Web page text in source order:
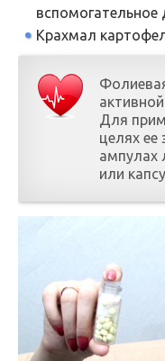
вспомогательное
Крахмал
Для
целях ее
ампулах
или